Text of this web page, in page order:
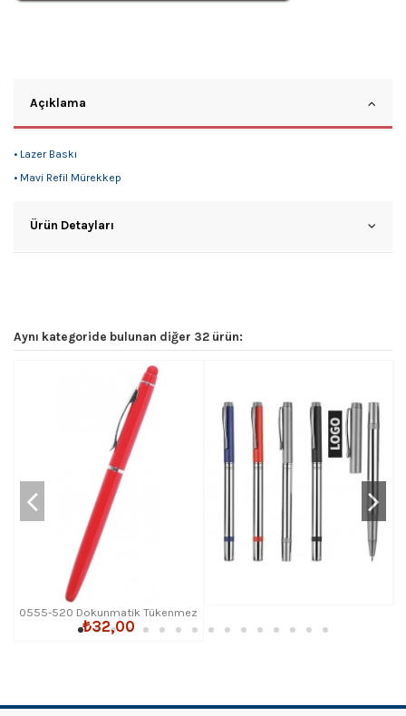
Açıklama
• Lazer Baskı
• Mavi Refil Mürekkep
Ürün Detayları
Aynı kategoride bulunan diğer 32 ürün:
0555-520 Dokunmatik Tükenmez
Kalem
₺32,00